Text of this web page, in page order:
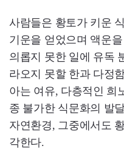
사람들은 황토가 키운
기운을 얻었으며 액운
의롭지 못한 일에 유독
라오지 못할 한과 다정
아는 여유, 다층적인 희
종 불가한 식문화의 발
자연환경, 그중에서도
각한다.